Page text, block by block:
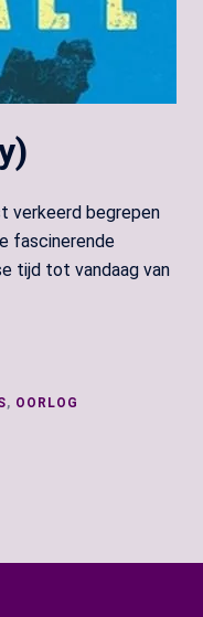
verkeerd begrepen
fascinerende
tijd tot vandaag van
, OORLOG